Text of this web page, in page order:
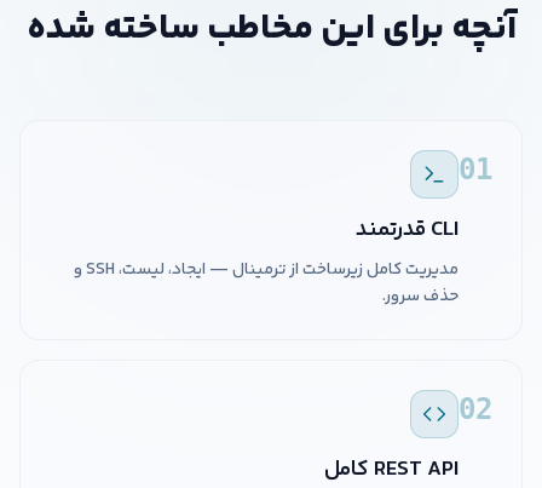
آنچه برای این مخاطب ساخته شده
01
CLI قدرتمند
مدیریت کامل زیرساخت از ترمینال — ایجاد، لیست، SSH و
حذف سرور.
02
REST API کامل